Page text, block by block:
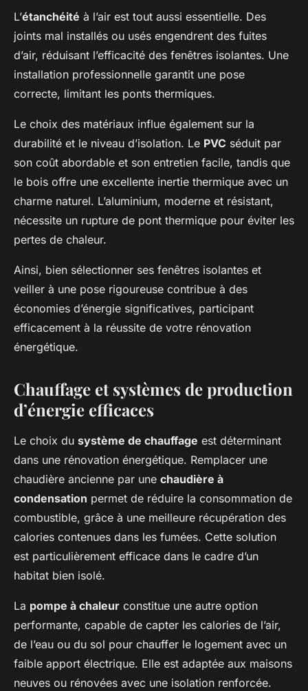
L’étanchéité à l’air est tout aussi essentielle. Des
joints mal installés ou usés engendrent des fuites
d’air, réduisant l’efficacité des fenêtres isolantes. Une
installation professionnelle garantit une pose
correcte, limitant les ponts thermiques.
Le choix des matériaux influe également sur la
durabilité et le niveau d’isolation. Le PVC séduit par
son coût abordable et son entretien facile, tandis que
le bois offre une excellente inertie thermique avec un
charme naturel. L’aluminium, moderne et résistant,
nécessite un rupture de pont thermique pour éviter les
pertes de chaleur.
Ainsi, bien sélectionner ses fenêtres isolantes et
veiller à une pose rigoureuse contribue à des
économies d’énergie significatives, participant
efficacement à la réussite de votre rénovation
énergétique.
Chauffage et systèmes de production
d’énergie efficaces
Le choix du système de chauffage est déterminant
dans une rénovation énergétique. Remplacer une
chaudière ancienne par une chaudière à
condensation permet de réduire la consommation de
combustible, grâce à une meilleure récupération des
calories contenues dans les fumées. Cette solution
est particulièrement efficace dans le cadre d’un
habitat bien isolé.
La pompe à chaleur constitue une autre option
performante, capable de capter les calories de l’air,
de l’eau ou du sol pour chauffer le logement avec un
faible apport électrique. Elle est adaptée aux maisons
neuves ou rénovées avec une isolation renforcée.